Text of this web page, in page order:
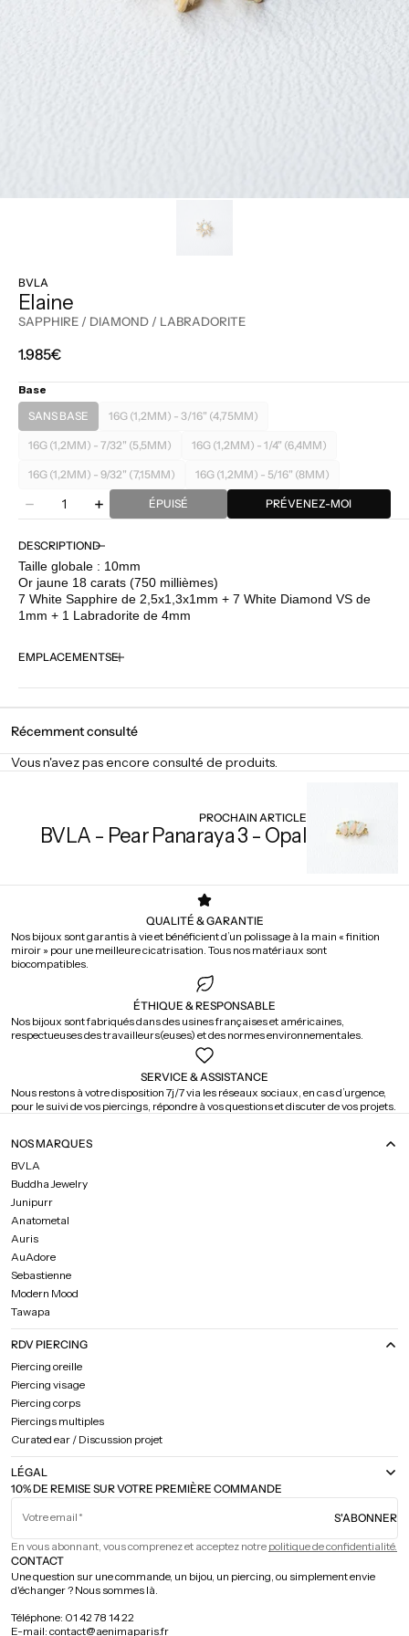
BVLA
Elaine
SAPPHIRE / DIAMOND / LABRADORITE
Prix
1.985€
Base
SANS BASE
VARIANTE
ÉPUISÉE
INDISPONIBLE
16G (1,2MM) - 3/16" (4,75MM)
VARIANTE
ÉPUISÉE
INDISPONIBLE
16G (1,2MM) - 7/32" (5,5MM)
VARIANTE
ÉPUISÉE
INDISPONIBLE
16G (1,2MM) - 1/4" (6,4MM)
VARIANTE
ÉPUISÉE
INDISPONIBLE
16G (1,2MM) - 9/32" (7,15MM)
VARIANTE
OU
16G (1,2MM) - 5/16" (8MM)
VARIANTE
ÉPUISÉE
Diminuer
quantité
pour
BVLA
-
Elaine
/
/
Labradorite
Quantité
Augmenter
quantité
pour
BVLA
-
Elaine
/
/
Labradorite
ÉPUISÉ PRÉVENEZ-MOI
DESCRIPTION
Taille globale : 10mm
Or jaune 18 carats (750 millièmes)
7 White Sapphire de 2,5x1,3x1mm + 7 White Diamond VS de
1mm + 1 Labradorite de 4mm
EMPLACEMENTS
Récemment consulté
Vous n'avez pas encore consulté de produits.
PROCHAIN ARTICLE
BVLA - Pear Panaraya 3 - Opal
QUALITÉ & GARANTIE
Nos bijoux sont garantis à vie et bénéficient d’un polissage à la main « finition
miroir » pour une meilleure cicatrisation. Tous nos matériaux sont
biocompatibles.
ÉTHIQUE & RESPONSABLE
Nos bijoux sont fabriqués dans des usines françaises et américaines,
respectueuses des travailleurs(euses) et des normes environnementales.
SERVICE & ASSISTANCE
Nous restons à votre disposition 7j/7 via les réseaux sociaux, en cas d’urgence,
pour le suivi de vos piercings, répondre à vos questions et discuter de vos projets.
10% DE REMISE SUR VOTRE PREMIÈRE COMMANDE
Votre email S'ABONNER
En vous abonnant, vous comprenez et acceptez notre politique de confidentialité.
NOS MARQUES
BVLA
Buddha Jewelry
Junipurr
Anatometal
Auris
AuAdore
Sebastienne
Modern Mood
Tawapa
RDV PIERCING
Piercing oreille
Piercing visage
Piercing corps
Piercings multiples
Curated ear / Discussion projet
LÉGAL
CONTACT
Une question sur une commande, un bijou, un piercing, ou simplement envie
d'échanger ? Nous sommes là.
Téléphone: 01 42 78 14 22
E-mail: contact@aenimaparis.fr